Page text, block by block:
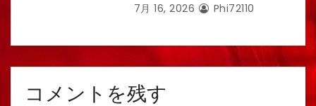
7月 16, 2026 Phi72110
コメントを残す